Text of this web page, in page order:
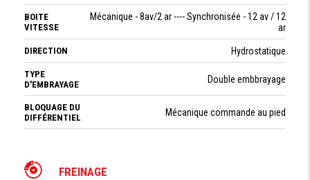
BOITE
VITESSE
Mécanique - 8av/2 ar ---- Synchronisée - 12 av / 12
ar
DIRECTION Hydrostatique
TYPE
D'EMBRAYAGE
Double embbrayage
BLOQUAGE DU
DIFFÉRENTIEL
Mécanique commande au pied
FREINAGE